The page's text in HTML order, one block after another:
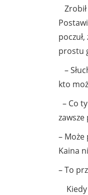
prostu
–
kto
– Co
– Może
Kaina
– To
Kiedy